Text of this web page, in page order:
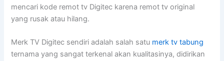
mencari kode remot tv Digitec karena remot tv original
yang rusak atau hilang.
Merk TV Digitec sendiri adalah salah satu merk tv tabung
ternama yang sangat terkenal akan kualitasinya, didirikan